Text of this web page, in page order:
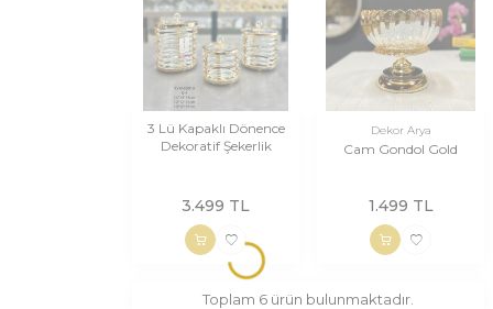
3 Lü Kapaklı Dönence
Dekoratif Şekerlik
3.499 TL
Dekor Arya
Cam Gondol Gold
1.499 TL
Toplam 6 ürün bulunmaktadır.